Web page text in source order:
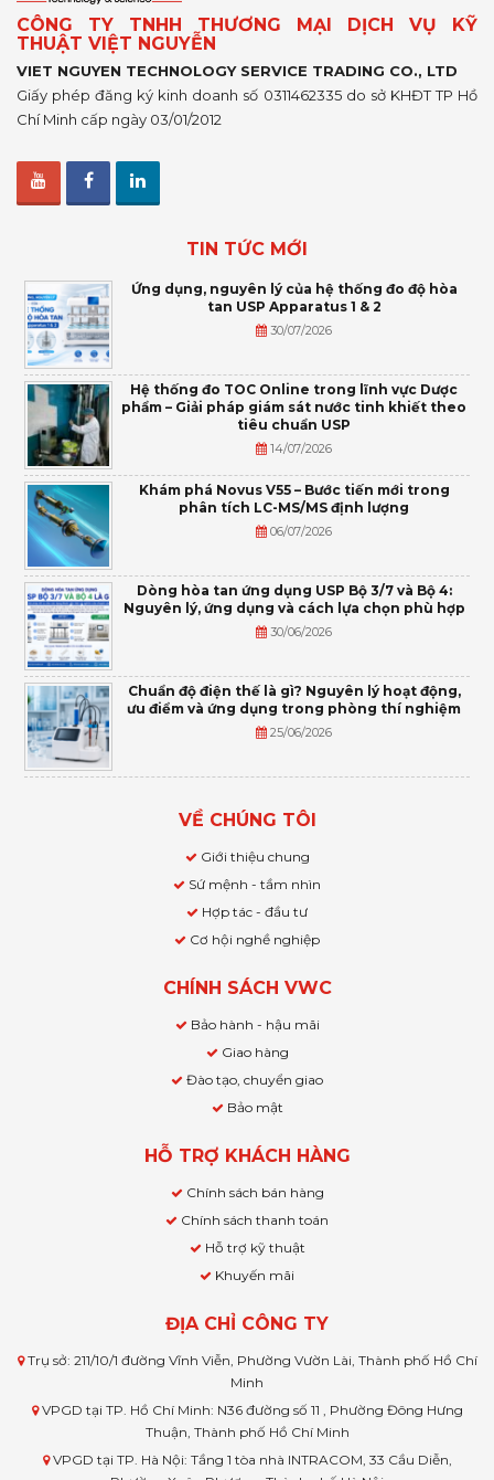
CÔNG TY TNHH THƯƠNG MẠI DỊCH VỤ KỸ
THUẬT VIỆT NGUYỄN
VIET NGUYEN TECHNOLOGY SERVICE TRADING CO., LTD
Giấy phép đăng ký kinh doanh số 0311462335 do sở KHĐT TP Hồ
Chí Minh cấp ngày 03/01/2012
TIN TỨC MỚI
Ứng dụng, nguyên lý của hệ thống đo độ hòa
tan USP Apparatus 1 & 2
30/07/2026
Hệ thống đo TOC Online trong lĩnh vực Dược
phẩm – Giải pháp giám sát nước tinh khiết theo
tiêu chuẩn USP
14/07/2026
Khám phá Novus V55 – Bước tiến mới trong
phân tích LC-MS/MS định lượng
06/07/2026
Dòng hòa tan ứng dụng USP Bộ 3/7 và Bộ 4:
Nguyên lý, ứng dụng và cách lựa chọn phù hợp
30/06/2026
Chuẩn độ điện thế là gì? Nguyên lý hoạt động,
ưu điểm và ứng dụng trong phòng thí nghiệm
25/06/2026
VỀ CHÚNG TÔI
Giới thiệu chung
Sứ mệnh - tầm nhìn
Hợp tác - đầu tư
Cơ hội nghề nghiệp
CHÍNH SÁCH VWC
Bảo hành - hậu mãi
Giao hàng
Đào tạo, chuyển giao
Bảo mật
HỖ TRỢ KHÁCH HÀNG
Chính sách bán hàng
Chính sách thanh toán
Hỗ trợ kỹ thuật
Khuyến mãi
ĐỊA CHỈ CÔNG TY
Trụ sở: 211/10/1 đường Vĩnh Viễn, Phường Vườn Lài, Thành phố Hồ Chí
Minh
VPGD tại TP. Hồ Chí Minh: N36 đường số 11 , Phường Đông Hưng
Thuận, Thành phố Hồ Chí Minh
VPGD tại TP. Hà Nội: Tầng 1 tòa nhà INTRACOM, 33 Cầu Diễn,